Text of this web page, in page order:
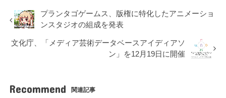
プランタゴゲームス、版権に特化したアニメーショ
ンスタジオの組成を発表
文化庁、「メディア芸術データベースアイディアソ
ン」を12月19日に開催
Recommend 関連記事